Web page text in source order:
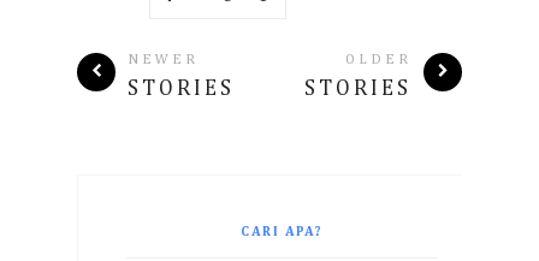
NEWER
STORIES
OLDER
STORIES
CARI APA?